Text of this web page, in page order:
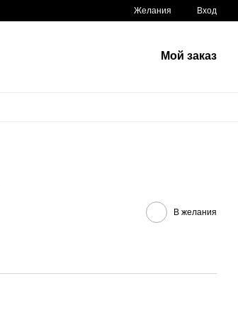
Желания Вход
Мой заказ
В желания